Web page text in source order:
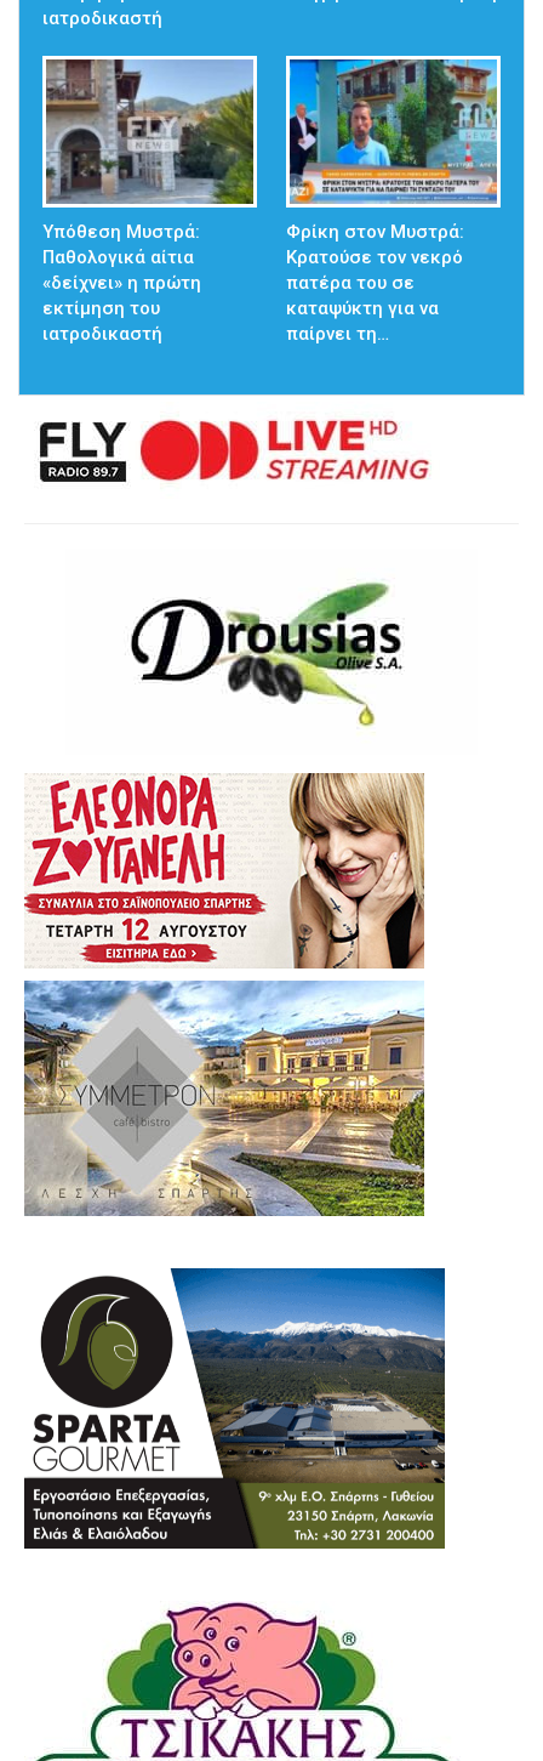
ιατροδικαστή
Υπόθεση Μυστρά:
Παθολογικά αίτια
«δείχνει» η πρώτη
εκτίμηση του
ιατροδικαστή
Φρίκη στον Μυστρά:
Κρατούσε τον νεκρό
πατέρα του σε
καταψύκτη για να
παίρνει τη…